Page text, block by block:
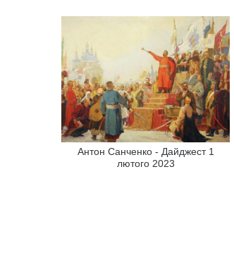
Антон Санченко - Дайджест 1
лютого 2023